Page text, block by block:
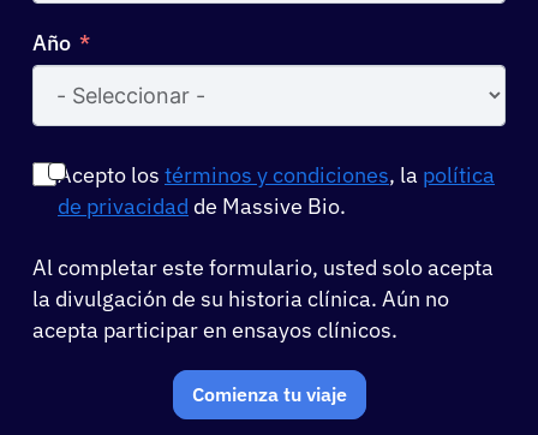
Año
Acepto los términos y condiciones, la política
de privacidad de Massive Bio.
Al completar este formulario, usted solo acepta
la divulgación de su historia clínica. Aún no
acepta participar en ensayos clínicos.
Comienza tu viaje